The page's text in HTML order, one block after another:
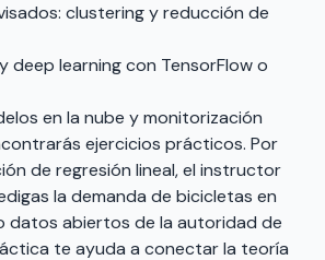
clustering y reducción de
deep learning con TensorFlow o
en la nube y monitorización
ejercicios prácticos. Por
de regresión lineal, el instructor
la demanda de bicicletas en
datos abiertos de la autoridad de
te ayuda a conectar la teoría